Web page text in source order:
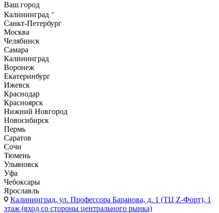
Ваш город
Калининград
Санкт-Петербург
Москва
Челябинск
Самара
Калининград
Воронеж
Екатеринбург
Ижевск
Краснодар
Красноярск
Нижний Новгород
Новосибирск
Пермь
Саратов
Сочи
Тюмень
Ульяновск
Уфа
Чебоксары
Ярославль
Калининград, ул. Профессора Баранова, д. 1 (ТЦ Z-Форт), 1
этаж (вход со стороны центрального рынка)